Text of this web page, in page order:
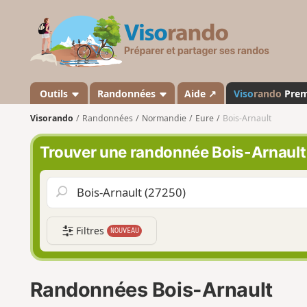
s
a
n
d
o
Outils Randonnées Aide ↗ Visorando
Visorando Randonnées Normandie Eure Bois-Arnault
Trouver une randonnée Bois-Arnault
Filtres NOUVEAU
Randonnées Bois-Arnault